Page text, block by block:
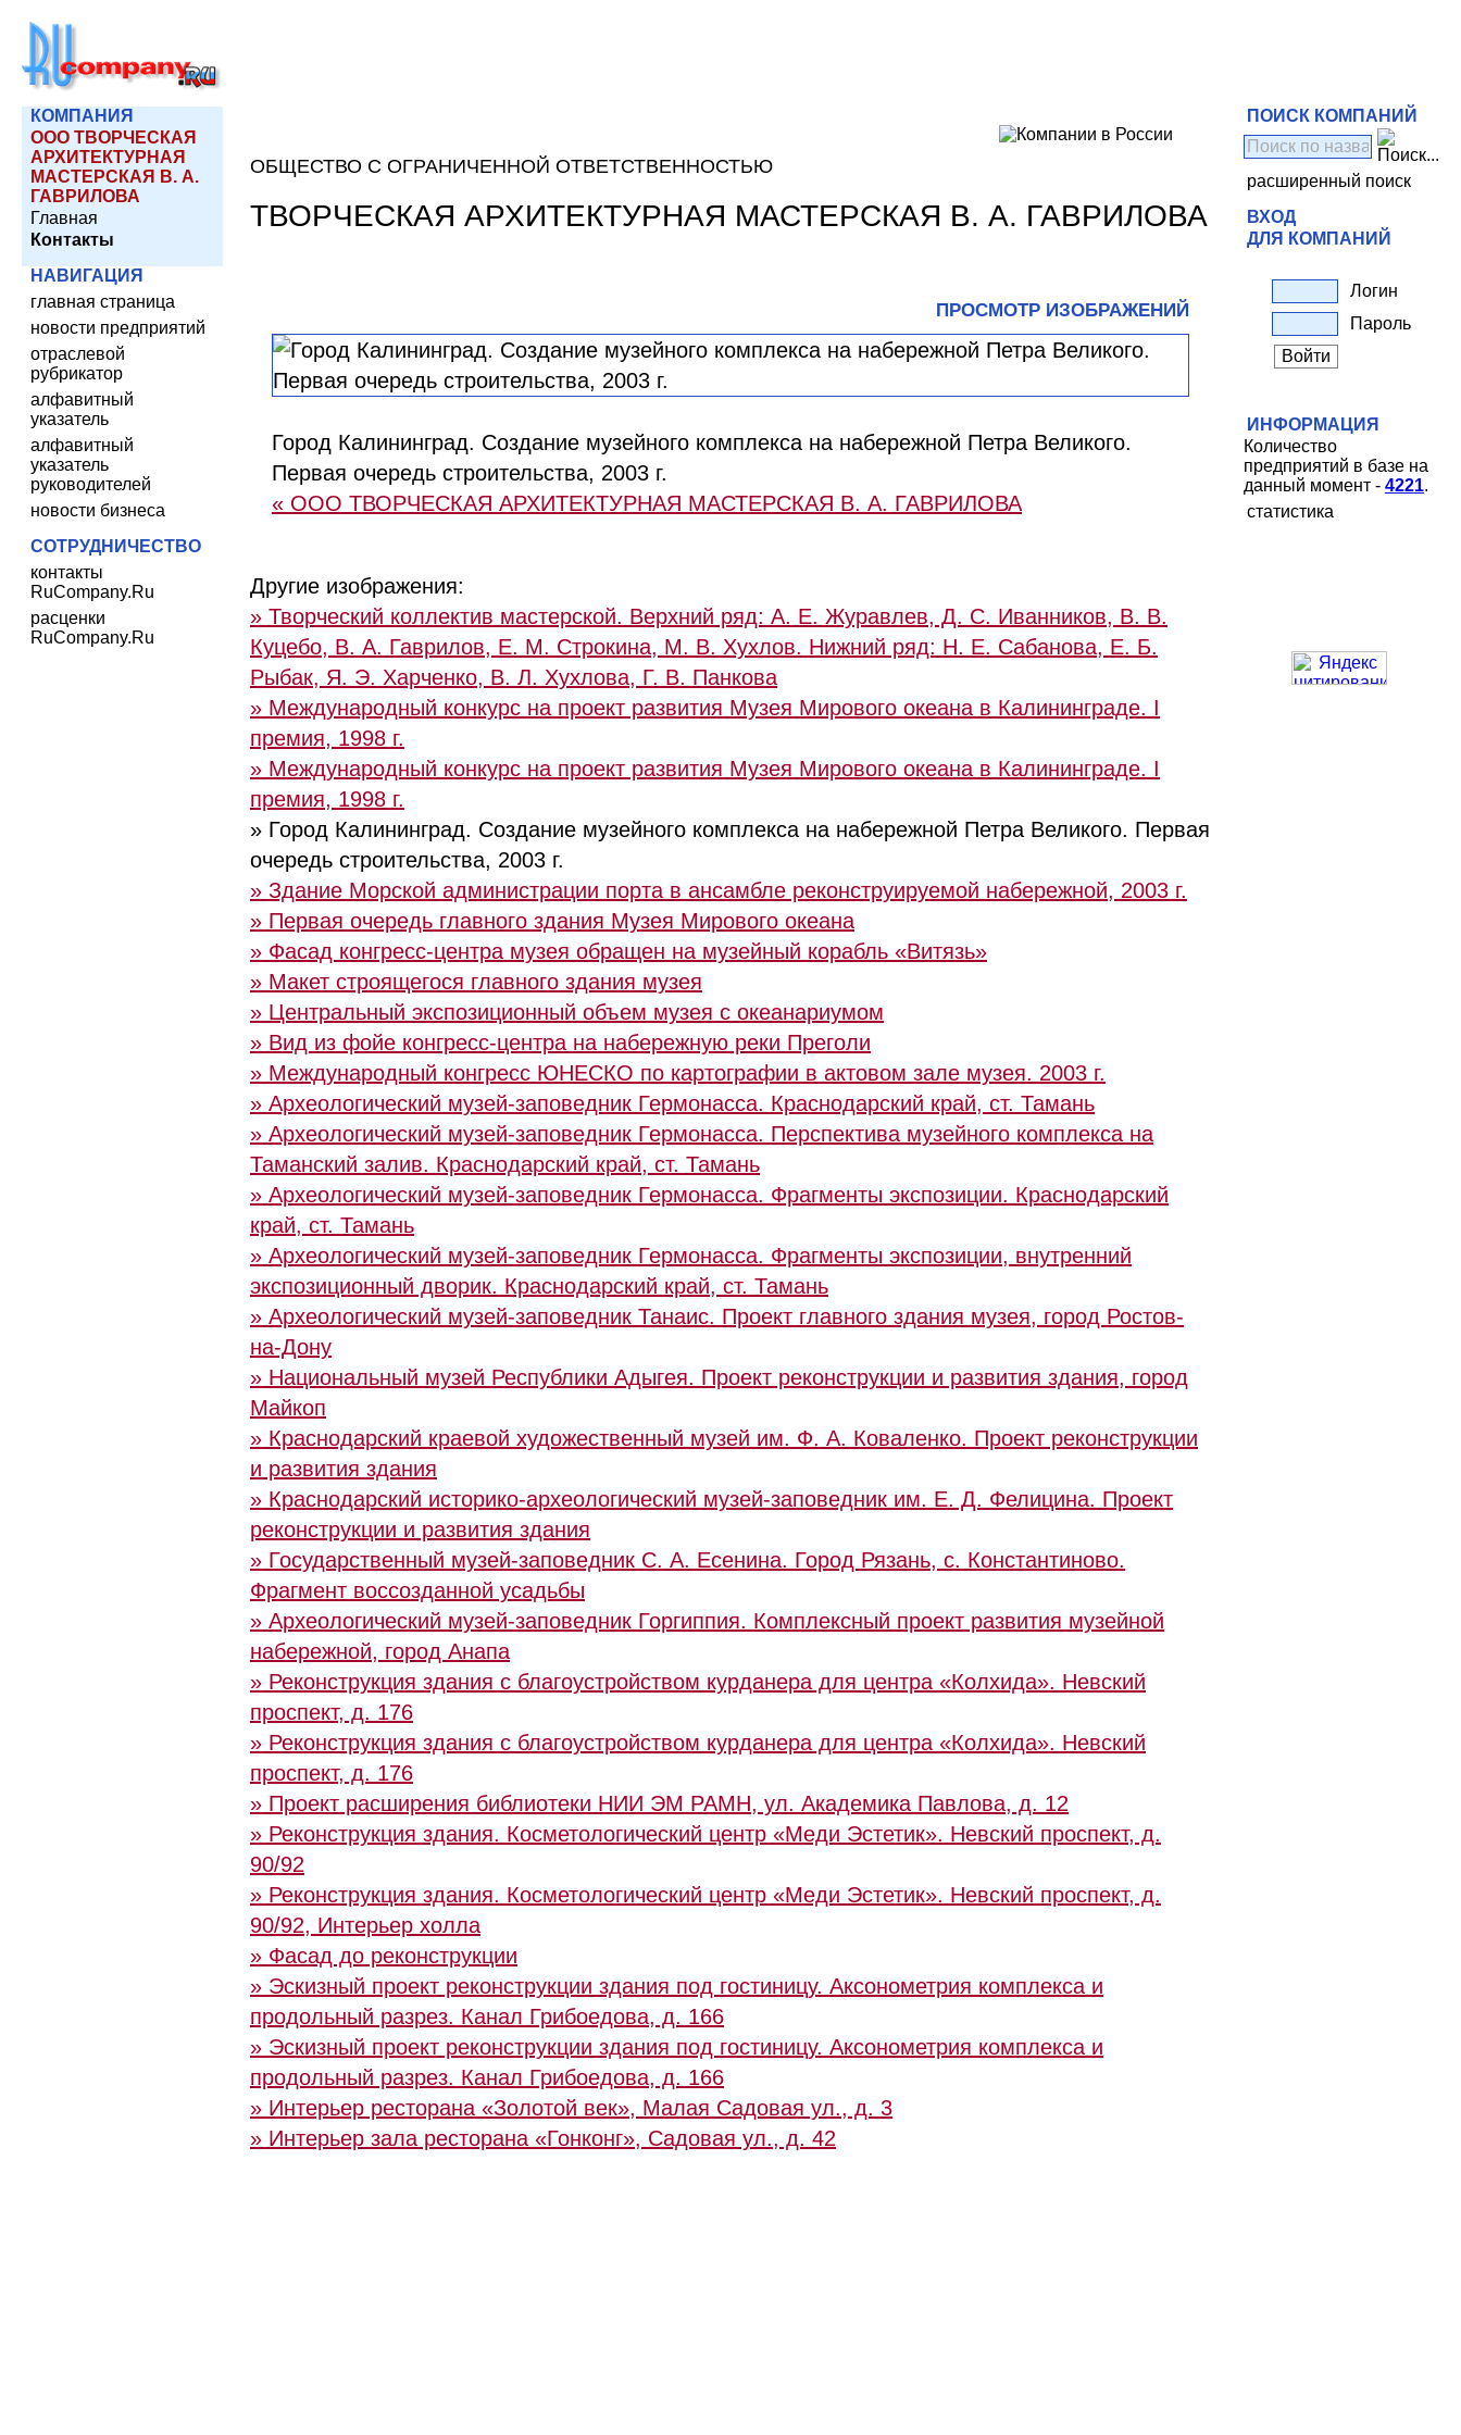
КОМПАНИЯ
ООО ТВОРЧЕСКАЯ
АРХИТЕКТУРНАЯ
МАСТЕРСКАЯ В. А.
ГАВРИЛОВА
Главная
Контакты
НАВИГАЦИЯ
главная страница
новости предприятий
отраслевой
рубрикатор
алфавитный
указатель
алфавитный
указатель
руководителей
новости бизнеса
СОТРУДНИЧЕСТВО
контакты
RuCompany.Ru
расценки
RuCompany.Ru
ОБЩЕСТВО С ОГРАНИЧЕННОЙ ОТВЕТСТВЕННОСТЬЮ
ТВОРЧЕСКАЯ АРХИТЕКТУРНАЯ МАСТЕРСКАЯ В. А. ГАВРИЛОВА
ПРОСМОТР ИЗОБРАЖЕНИЙ
Город Калининград. Создание музейного комплекса на набережной Петра Великого.
Первая очередь строительства, 2003 г.
« ООО ТВОРЧЕСКАЯ АРХИТЕКТУРНАЯ МАСТЕРСКАЯ В. А. ГАВРИЛОВА
Другие изображения:
» Творческий коллектив мастерской. Верхний ряд: А. Е. Журавлев, Д. С. Иванников, В. В.
Куцебо, В. А. Гаврилов, Е. М. Строкина, М. В. Хухлов. Нижний ряд: Н. Е. Сабанова, Е. Б.
Рыбак, Я. Э. Харченко, В. Л. Хухлова, Г. В. Панкова
» Международный конкурс на проект развития Музея Мирового океана в Калининграде. I
премия, 1998 г.
» Международный конкурс на проект развития Музея Мирового океана в Калининграде. I
премия, 1998 г.
» Город Калининград. Создание музейного комплекса на набережной Петра Великого. Первая
очередь строительства, 2003 г.
» Здание Морской администрации порта в ансамбле реконструируемой набережной, 2003 г.
» Первая очередь главного здания Музея Мирового океана
» Фасад конгресс-центра музея обращен на музейный корабль «Витязь»
» Макет строящегося главного здания музея
» Центральный экспозиционный объем музея с океанариумом
» Вид из фойе конгресс-центра на набережную реки Преголи
» Международный конгресс ЮНЕСКО по картографии в актовом зале музея. 2003 г.
» Археологический музей-заповедник Гермонасса. Краснодарский край, ст. Тамань
» Археологический музей-заповедник Гермонасса. Перспектива музейного комплекса на
Таманский залив. Краснодарский край, ст. Тамань
» Археологический музей-заповедник Гермонасса. Фрагменты экспозиции. Краснодарский
край, ст. Тамань
» Археологический музей-заповедник Гермонасса. Фрагменты экспозиции, внутренний
экспозиционный дворик. Краснодарский край, ст. Тамань
» Археологический музей-заповедник Танаис. Проект главного здания музея, город Ростов-
на-Дону
» Национальный музей Республики Адыгея. Проект реконструкции и развития здания, город
Майкоп
» Краснодарский краевой художественный музей им. Ф. А. Коваленко. Проект реконструкции
и развития здания
» Краснодарский историко-археологический музей-заповедник им. Е. Д. Фелицина. Проект
реконструкции и развития здания
» Государственный музей-заповедник С. А. Есенина. Город Рязань, с. Константиново.
Фрагмент воссозданной усадьбы
» Археологический музей-заповедник Горгиппия. Комплексный проект развития музейной
набережной, город Анапа
» Реконструкция здания с благоустройством курданера для центра «Колхида». Невский
проспект, д. 176
» Реконструкция здания с благоустройством курданера для центра «Колхида». Невский
проспект, д. 176
» Проект расширения библиотеки НИИ ЭМ РАМН, ул. Академика Павлова, д. 12
» Реконструкция здания. Косметологический центр «Меди Эстетик». Невский проспект, д.
90/92
» Реконструкция здания. Косметологический центр «Меди Эстетик». Невский проспект, д.
90/92, Интерьер холла
» Фасад до реконструкции
» Эскизный проект реконструкции здания под гостиницу. Аксонометрия комплекса и
продольный разрез. Канал Грибоедова, д. 166
» Эскизный проект реконструкции здания под гостиницу. Аксонометрия комплекса и
продольный разрез. Канал Грибоедова, д. 166
» Интерьер ресторана «Золотой век», Малая Садовая ул., д. 3
» Интерьер зала ресторана «Гонконг», Садовая ул., д. 42
ПОИСК КОМПАНИЙ
расширенный поиск
ВХОД
ДЛЯ КОМПАНИЙ
Логин
Пароль
ИНФОРМАЦИЯ
Количество
предприятий в базе на
данный момент - 4221.
статистика